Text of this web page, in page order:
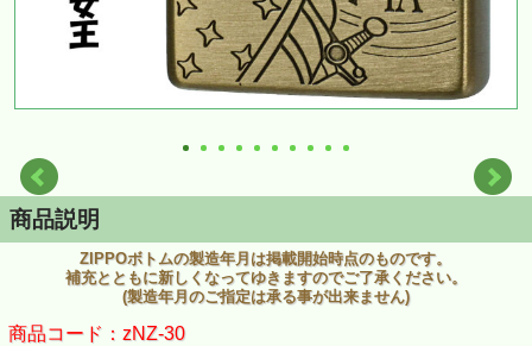
商品説明
ZIPPOボトムの製造年月は掲載開始時点のものです。
補充とともに新しくなってゆきますのでご了承ください。
(製造年月のご指定は承る事が出来ません)
商品コード：zNZ-30